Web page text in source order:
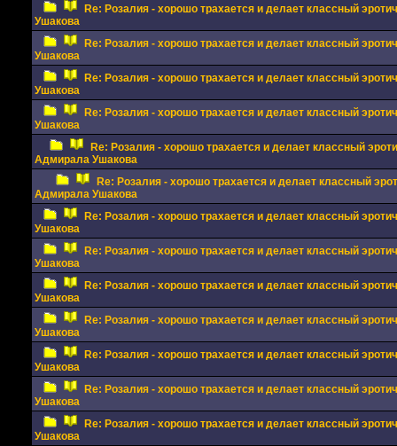
Re: Розалия - хорошо трахается и делает классный
Ушакова
Re: Розалия - хорошо трахается и делает классный
Ушакова
Re: Розалия - хорошо трахается и делает классный
Ушакова
Re: Розалия - хорошо трахается и делает классный
Ушакова
Re: Розалия - хорошо трахается и делает классный
Адмирала Ушакова
Re: Розалия - хорошо трахается и делает классный
Адмирала Ушакова
Re: Розалия - хорошо трахается и делает классный
Ушакова
Re: Розалия - хорошо трахается и делает классный
Ушакова
Re: Розалия - хорошо трахается и делает классный
Ушакова
Re: Розалия - хорошо трахается и делает классный
Ушакова
Re: Розалия - хорошо трахается и делает классный
Ушакова
Re: Розалия - хорошо трахается и делает классный
Ушакова
Re: Розалия - хорошо трахается и делает классный
Ушакова